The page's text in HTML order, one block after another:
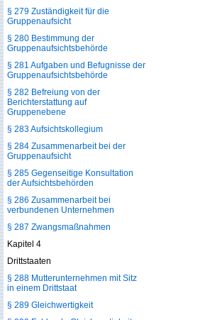
§ 279 Zuständigkeit für die
Gruppenaufsicht
§ 280 Bestimmung der
Gruppenaufsichtsbehörde
§ 281 Aufgaben und Befugnisse der
Gruppenaufsichtsbehörde
§ 282 Befreiung von der
Berichterstattung auf
Gruppenebene
§ 283 Aufsichtskollegium
§ 284 Zusammenarbeit bei der
Gruppenaufsicht
§ 285 Gegenseitige Konsultation
der Aufsichtsbehörden
§ 286 Zusammenarbeit bei
verbundenen Unternehmen
§ 287 Zwangsmaßnahmen
Kapitel 4
Drittstaaten
§ 288 Mutterunternehmen mit Sitz
in einem Drittstaat
§ 289 Gleichwertigkeit